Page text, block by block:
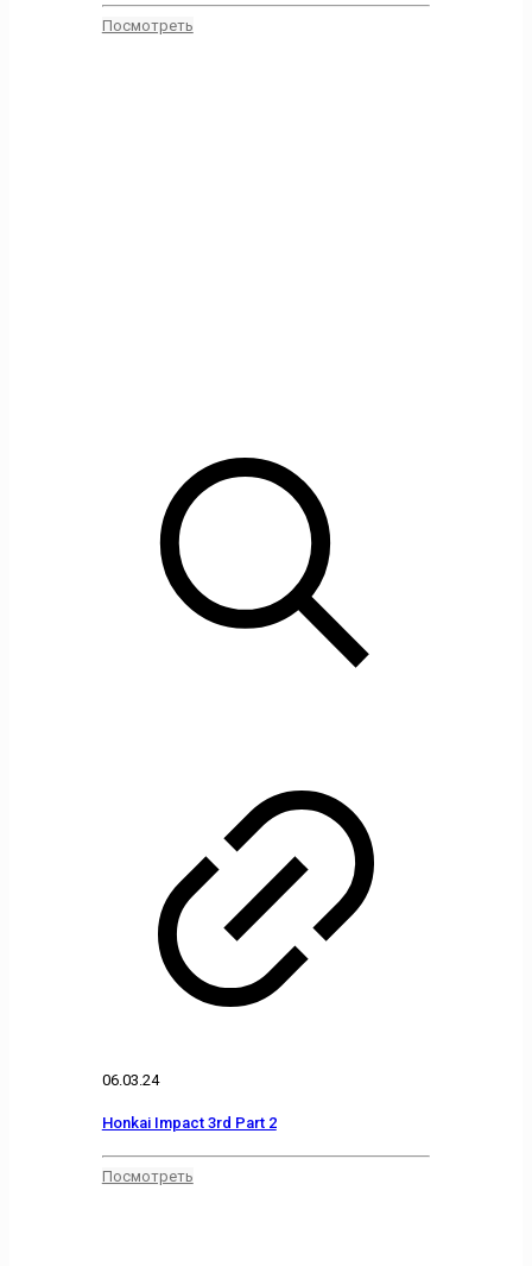
Посмотреть
06.03.24
Honkai Impact 3rd Part 2
Посмотреть